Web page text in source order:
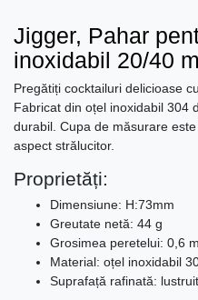
Jigger, Pahar
inoxidabil 20/40
Pregătiți cocktailuri delicioase
Fabricat din oțel inoxidabil 304
durabil. Cupa de măsurare
aspect strălucitor.
Proprietăți:
Dimensiune: H:73mm
Greutate netă: 44 g
Grosimea peretelui: 0,6
Material: oțel inoxidabil
Suprafață rafinată: